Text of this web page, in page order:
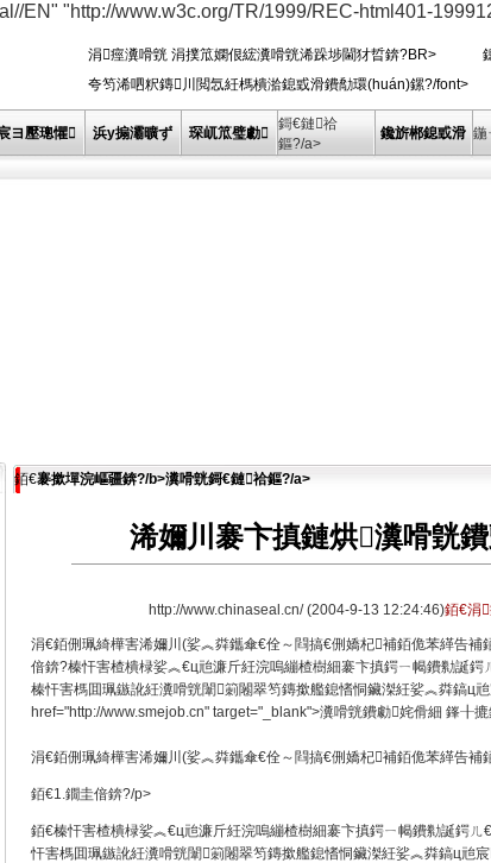
EN" "http://www.w3c.org/TR/1999/REC-html401-
涓痙瀵嗗皝 涓撲笟嫻佷綋瀵嗗皝浠跺埗閫犲晢錛?BR>
夸笉浠呬粎鏄川閲忥紝榪樻湁鎴戜滑鐨勪環(huán)鏍?/font>
ヨ壓璁懼 浜у搧灞曠ず 琛屼笟璧勮
鎶€鏈祫
鏂?/a>
鑱旂郴鎴戜滑 鍦
銆€褰撳墠浣嶇疆錛?/b>瀵嗗皝鎶€鏈祫鏂?/a>
浠嬭川褰卞搷鏈烘瀵嗗皝
http://www.chinaseal.cn/(2004-9-13 12:24:46)銆€涓
涓€銆侀珮綺樺害浠嬭川(娑︽粦鑴傘€佺～閰搞€侀嬌杞補銆佹苯緙告補
偣錛?榛忓害楂樻椂娑︽€ц兘濂斤紝浣嗚繃楂樹細褰卞搷鍔ㄧ幆鐨勬誕
榛忓害榪囬珮鏃訛紝瀵嗗皝闈箣闂翠笉鏄撳艦鎴愭恫鑶滐紝娑︽粦鎬ц
href="http://www.smejob.cn" target="_blank">瀵嗗皝鐨勮姹傦細 鎽╂
涓€銆侀珮綺樺害浠嬭川(娑︽粦鑴傘€佺～閰搞€侀嬌杞補銆佹苯緙告補
銆€1.鐗圭偣錛?/p>
銆€榛忓害楂樻椂娑︽€ц兘濂斤紝浣嗚繃楂樹細褰卞搷鍔ㄧ幆鐨勬誕鍔
忓害榪囬珮鏃訛紝瀵嗗皝闈箣闂翠笉鏄撳艦鎴愭恫鑶滐紝娑︽粦鎬ц兘